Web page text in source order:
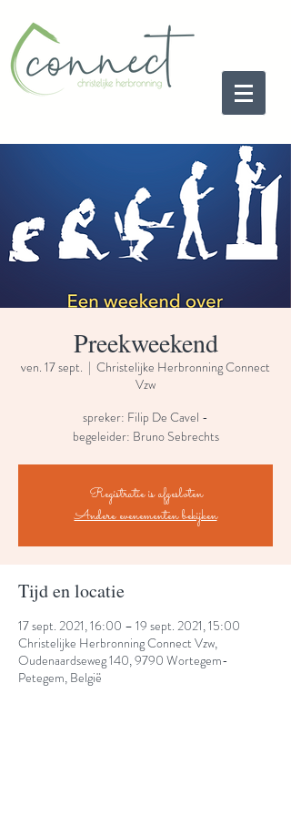
Preekweekend
ven. 17 sept.
  |
Christelijke Herbronning Connect
Vzw
spreker: Filip De Cavel -
begeleider: Bruno Sebrechts
Registratie is afgesloten
Andere evenementen bekijken
Tijd en locatie
17 sept. 2021, 16:00 – 19 sept. 2021, 15:00
Christelijke Herbronning Connect Vzw,
Oudenaardseweg 140, 9790 Wortegem-
Petegem, België